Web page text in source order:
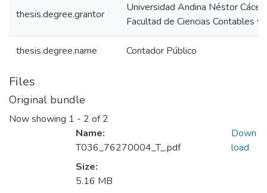
thesis.degree.grantor
Universidad Andina Néstor
Facultad de Ciencias Contables y
thesis.degree.name Contador Público
Files
Original bundle
Now showing 1 - 2 of 2
Name:
T036_76270004_T_.pdf
Size:
5.16 MB
Down
load